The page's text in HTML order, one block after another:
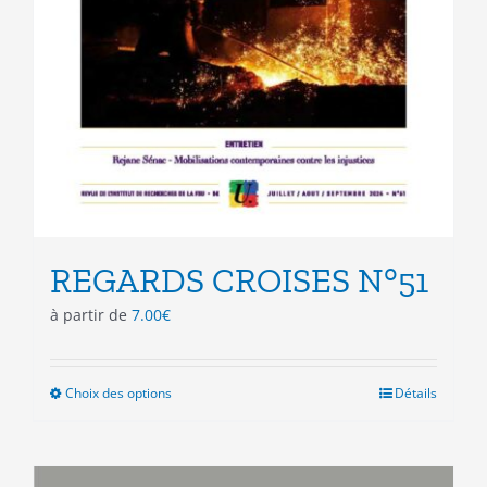
REGARDS CROISES N°51
à partir de 7.00€
Choix des optionsCe
plusieurs
Détails